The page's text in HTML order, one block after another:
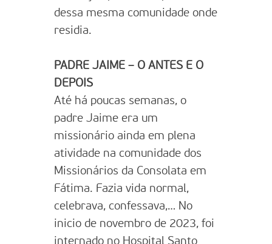
dessa mesma comunidade onde
residia.
PADRE JAIME – O ANTES E O
DEPOIS
Até há poucas semanas, o
padre Jaime era um
missionário ainda em plena
atividade na comunidade dos
Missionários da Consolata em
Fátima. Fazia vida normal,
celebrava, confessava,… No
inicio de novembro de 2023, foi
internado no Hospital Santo